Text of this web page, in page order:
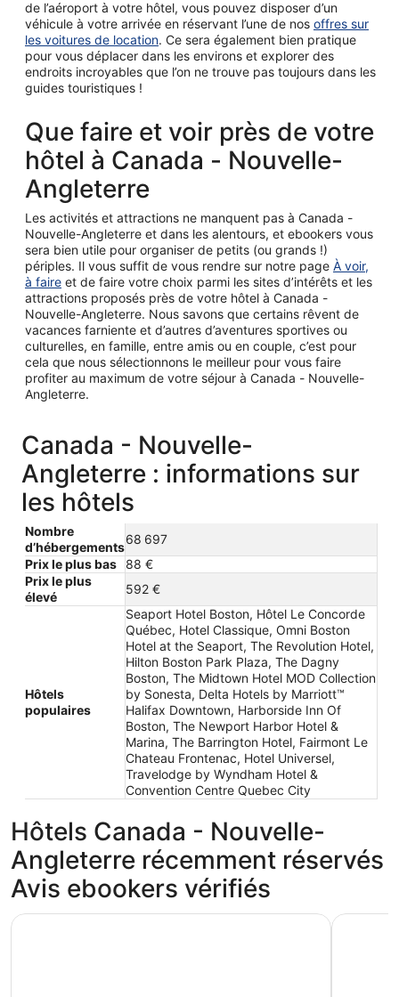
de l’aéroport à votre hôtel, vous pouvez disposer d’un
véhicule à votre arrivée en réservant l’une de nos offres sur
les voitures de location. Ce sera également bien pratique
pour vous déplacer dans les environs et explorer des
endroits incroyables que l’on ne trouve pas toujours dans les
guides touristiques !
Que faire et voir près de votre
hôtel à Canada - Nouvelle-
Angleterre
Les activités et attractions ne manquent pas à Canada -
Nouvelle-Angleterre et dans les alentours, et ebookers vous
sera bien utile pour organiser de petits (ou grands !)
périples. Il vous suffit de vous rendre sur notre page À voir,
à faire et de faire votre choix parmi les sites d’intérêts et les
attractions proposés près de votre hôtel à Canada -
Nouvelle-Angleterre. Nous savons que certains rêvent de
vacances farniente et d’autres d’aventures sportives ou
culturelles, en famille, entre amis ou en couple, c’est pour
cela que nous sélectionnons le meilleur pour vous faire
profiter au maximum de votre séjour à Canada - Nouvelle-
Angleterre.
Canada - Nouvelle-
Angleterre : informations sur
les hôtels
Nombre
d’hébergements
68 697
Prix le plus bas
88 €
Prix le plus
élevé
592 €
Hôtels
populaires
Seaport Hotel Boston, Hôtel Le Concorde
Québec, Hotel Classique, Omni Boston
Hotel at the Seaport, The Revolution Hotel,
Hilton Boston Park Plaza, The Dagny
Boston, The Midtown Hotel MOD Collection
by Sonesta, Delta Hotels by Marriott™
Halifax Downtown, Harborside Inn Of
Boston, The Newport Harbor Hotel &
Marina, The Barrington Hotel, Fairmont Le
Chateau Frontenac, Hotel Universel,
Travelodge by Wyndham Hotel &
Convention Centre Quebec City
Hôtels Canada - Nouvelle-
Angleterre récemment réservés
Avis ebookers vérifiés
Hotel Classique Omni